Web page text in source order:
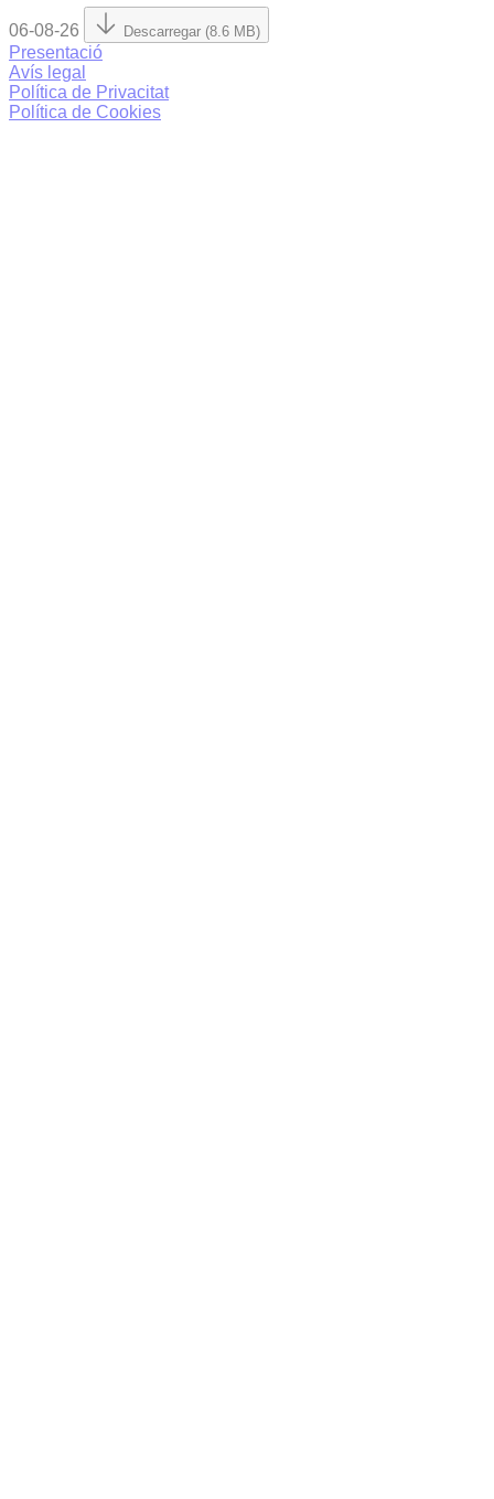
06-08-26 Descarregar (8.6 MB)
Presentació
Avís legal
Política de Privacitat
Política de Cookies